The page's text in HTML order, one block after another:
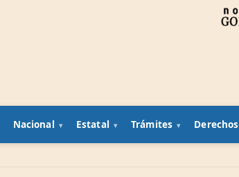
Nacional Estatal Trámites Derechos